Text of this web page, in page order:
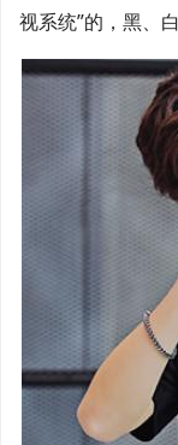
视系统”的，黑、